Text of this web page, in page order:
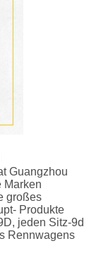
Guangzhou
Marken
großes
Produkte
jeden Sitz-9d
Rennwagens